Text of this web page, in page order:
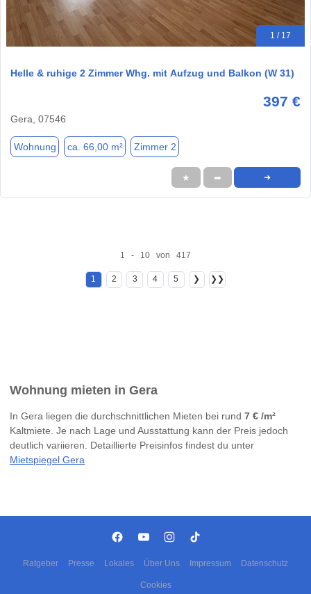
1 / 17
Helle & ruhige 2 Zimmer Whg. mit Aufzug und Balkon (W 31)
397 €
Gera, 07546
Wohnung ca. 66,00 m² Zimmer 2
★ ➦ ➜
1 - 10 von 417
1 2 3 4 5 ❯ ❯❯
Wohnung mieten in Gera
In Gera liegen die durchschnittlichen Mieten bei rund 7 € /m²
Kaltmiete. Je nach Lage und Ausstattung kann der Preis jedoch
deutlich variieren. Detaillierte Preisinfos findest du unter
Mietspiegel Gera
Ratgeber Presse Lokales Über Uns Impressum Datenschutz
Cookies